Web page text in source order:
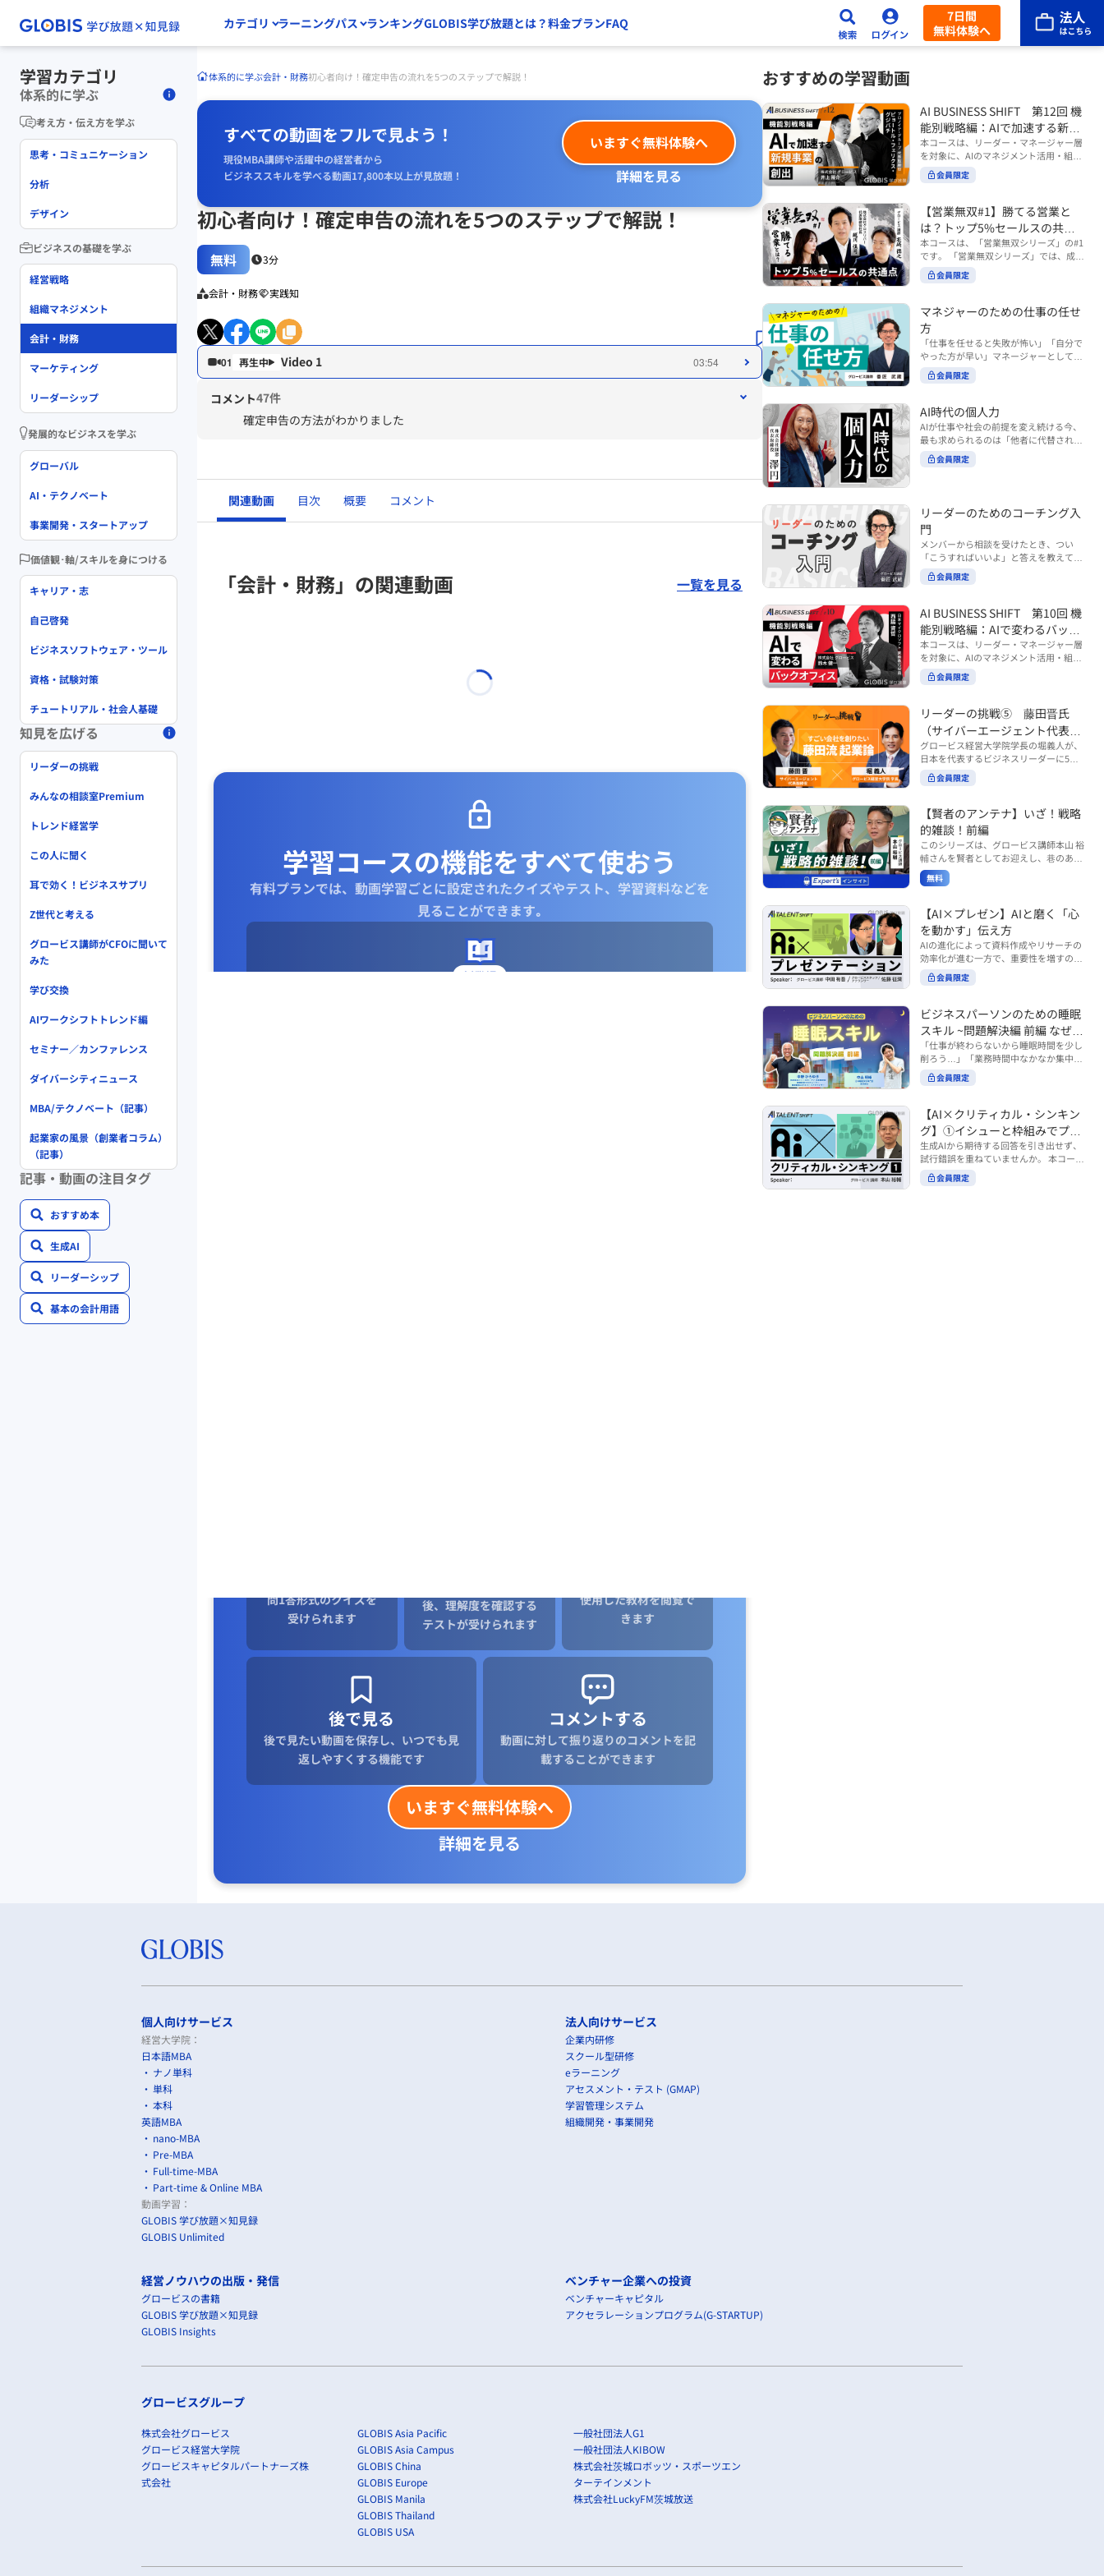
カテゴリ ラーニングパス ランキングGLOBIS学び放題とは？料金プランFAQ
7日間
無料体験へ
体系的に学ぶ会計・財務初心者向け！確定申告の流れを5つのステップで解説！
すべての動画をフルで見よう！
現役MBA講師や活躍中の経営者から
ビジネススキルを学べる動画17,800本以上が見放題！
いますぐ無料体験へ
詳細を見る
初心者向け！確定申告の流れを5つのステップで解説！
無料 3分
会計・財務 実践知
01 Video 1 03:54
コメント47件
確定申告の方法がわかりました
関連動画 目次 概要 コメント
「会計・財務」の関連動画 一覧を見る
学習コースの機能をすべて使おう
有料プランでは、動画学習ごとに設定されたクイズやテスト、学習資料などを
見ることができます｡
新登場
問1答形式のクイズを
受けられます
後、理解度を確認する
テストが受けられます
使用した教材を閲覧で
きます
後で見る
後で見たい動画を保存し、いつでも見
返しやすくする機能です
コメントする
動画に対して振り返りのコメントを記
載することができます
いますぐ無料体験へ
詳細を見る
おすすめの学習動画
AI BUSINESS SHIFT 第12回 機
能別戦略編：AIで加速する新規
事業の創出
本コースは、リーダー・マネージャー層
を対象に、AIのマネジメント活用・組織
活用を体系的に学ぶ 『AI BUSINESS SHI
FTシリーズ（全12回）』の第12回で
る新規事業の創出」では、新規事業やス
タートアップを取り巻く環境がどのよう
に変化しているのかを俯瞰し、新たな価
値創造と非連続な成長を生み出すため
に、AI時代における事業機会の捉え方
や、成功確率を高めるための考え方につ
携わるリーダー・マネージャーの方 ・AI
を活用して事業創出のスピードや成功確
率を高めたい方 ・AI時代における新規事
業リーダーの役割やマインドセットを学
びたい方 ■AIシフトシリーズとは？ 『AI
BUSINESS SHIFTシリーズ』は以下の3
す。（順次公開） https://unlimited.glo
bis.co.jp/ja/tags/AI%E3%83%93%E3%8
2%B8%E3%83%8D%E3%82%B9%E3%
82%B7%E3%83%95%E3%83%88 ・基
礎編（第1回〜3回）：リーダーやマネー
のリーダーシップや組織変革を中心に学
ぶコース ・機能別戦略編（第8回〜12
回）：AI時代における機能別での戦略の
あり方を中心に学ぶコース より実践的な
AIツールの活用法について学びたい方は
『AI WORK SHIFTシリーズ』をご視聴く
3%BC%E3%82%AF%E3%82%B7%E3%
83%95%E3%83%88 ※本コースは、AIの
マネジメント活用を学ぶ「AIビジネスシ
フト」シリーズの一環として提供してい
ます。 ※本動画は、制作時点の情報に基
づき作成したものです（2026年03月制
会員限定
【営業無双#1】勝てる営業と
は？トップ5%セールスの共通
点
本コースは、「営業無双シリーズ」の#1
です。 「営業無双シリーズ」では、成約
率アップに向けて、お客様に選ばれ続け
る無双の営業になるための実践的な考え
（#2以降は順次公開） 本コースでは、
「勝てる営業とは？トップ5%セールス
の共通点」をテーマに BtoBでお客様に
選ばれる営業の役割 トップ5％のセール
スに共通する行動や考え方 成果につなが
る実践的なポイント などを解説します。
◾️こんな方におすすめ 提案しても顧客に
が多い方 顧客の本当の課題や決裁者の判
断基準をつかみきれず、案件が前に進ま
ない方 再現性のある営業テクニックを身
につけたい方 ※本動画は、制作時点の情
報に基づき作成したものです（2026年7
会員限定
マネジャーのための仕事の任せ
方
「仕事を任せると失敗が怖い」「自分で
やった方が早い」マネージャーとしてメ
ンバーやチームの力を引き出しながら成
果を上げるには、どのように仕事を任せ
い時代において、マネージャーとして成
果を上げ続けるためには、メンバーの個
性や特性を理解し、それに合わせた効果
的な任せ方を身につけることが重要で
す。このコースでは、ソーシャルスタイ
し、自身のリーダーシップを発揮できる
ようになっていきます。 ※本動画は、制
作時点の情報に基づき作成したものです
（2024年12月制作）
会員限定
AI時代の個人力
AIが仕事や社会の前提を変え続ける今、
最も求められるのは「他者に代替されな
い個としての力」“個人力”です。 本コー
スでは、澤円氏の著書『個人力』をもと
ーマは、「Being（ありたい自分）」を
中心に据え、自ら考え（Think）、変化
し（Transform）、協働する（Collabor
ate）ことで、自分らしい価値を発揮し
ていくこと。 リスキリングやAI活用が叫
ばれる今こそ、スキルより先に“自分の
軸”を問うことが重要です。 あなたは何
か？ このコースは、あなたが“ありたい
自分”として生き、キャリアをデザイン
していくための思考と行動のガイドにな
ります。 ※本動画は、制作時点の情報に
基づき作成したものです（2025年11月
制作）
会員限定
リーダーのためのコーチング入
門
メンバーから相談を受けたとき、つい
「こうすればいいよ」と答えを教えてし
まう。 あるいは、「自分で考えてほし
い」と思うあまり、すべて任せきりにし
つつ、自律的に仕事を進めてもらうため
にはどうすればよいのか。 こうした悩み
に直面するリーダー・マネージャーの方
は多いのではないでしょうか。 変化が激
しく、正解のない現代においては、指示
や助言にとどまらず、メンバーの思考を
引き出し、自律的な行動を促す「コーチ
す。 本コースでは、基礎的なコーチング
の考え方を押さえたうえで、実際の職場
で起こりがちな事例をもとに、相手の思
考と行動を引き出す関わり方を学びま
す。 また、代表的なコーチングのフレー
ムワークである「GROWモデル」を取り
の主体性を引き出していくのかを、わか
りやすく解説します。 メンバーとの対話
を、成長を促す機会へと変えていく。そ
の第一歩としておすすめのコースです。
コース内で紹介している「傾聴力」を深
めたい方は、こちらも合わせてご覧くだ
さい。 ・傾聴力 ~リーダーのための聴く
is.co.jp/ja/courses/fe285262/learn/step
s/59808 ・傾聴力 ~リーダーのための聴
く技術~（実践編） https://unlimited.gl
obis.co.jp/ja/courses/01d24a39/learn/s
teps/59813 ※本動画は、制作時点の情
報に基づき作成したものです（2026年6
月制作）
会員限定
AI BUSINESS SHIFT 第10回 機
能別戦略編：AIで変わるバック
オフィス
本コースは、リーダー・マネージャー層
を対象に、AIのマネジメント活用・組織
活用を体系的に学ぶ 『AI BUSINESS SHI
FTシリーズ（全12回）』の第10回で
バックオフィス」では、人事・総務・労
務・経理・情報システムなどのバックオ
フィス領域において、定型業務の自動化
や効率化といった現場レベルのAI活用だ
けでなく、いかにして経営や戦略に貢献
する存在へと進化していくのかについて
考えを深め、学んでいきます。 ■こんな
理・情シスなど、バックオフィス部門を
率いるリーダー・マネージャーの方 ・バ
ックオフィス業務へのAI活用やDX推進を
担っている方 ・AI時代におけるバックオ
フィスの役割や戦略のあり方を考えたい
方 ■AIシフトシリーズとは？ 『AI BUSI
で設計された全12回のシリーズです。
（順次公開） https://unlimited.globis.c
o.jp/ja/tags/AI%E3%83%93%E3%82%B
8%E3%83%8D%E3%82%B9%E3%82%
B7%E3%83%95%E3%83%88 ・基礎編
（第1回〜3回）：リーダーやマネージャ
ーに求められる、AI時代の基礎的なリテ
ジメント編（第4回〜7回）：AI時代のリ
ーダーシップや組織変革を中心に学ぶコ
ース ・機能別戦略編（第8回〜12回）：
AI時代における機能別での戦略のあり方
を中心に学ぶコース より実践的なAIツー
ルの活用法について学びたい方は『AI W
earch?tag=AI%E3%83%AF%E3%83%B
C%E3%82%AF%E3%82%B7%E3%83%
95%E3%83%88 ※本コースは、AIのマネ
ジメント活用を学ぶ「AIビジネスシフ
ト」シリーズの一環として提供していま
す。 ※本動画は、制作時点の情報に基づ
会員限定
リーダーの挑戦⑤ 藤田晋氏
（サイバーエージェント代表取
締役）
グロービス経営大学院学長の堀義人が、
日本を代表するビジネスリーダーに5つ
の質問（能力開発／挑戦／試練／仲間／
志）を投げかけ、その人生哲学を解き明
ーエージェント代表取締役の藤田晋氏。
起業の理由、経営をどうやって学んだ
か、アメーバブログ・ABEMAの立ち上
げ、経営チームづくりについてなど聞い
ていきます。（肩書きは2020年12月11
日撮影当時のもの） 藤田 晋 サイバー
ス・キャピタル・パートナーズ 代表パ
ートナー
会員限定
【賢者のアンテナ】いざ！戦略
的雑談！前編
このシリーズは、グロービス講師本山 裕
輔さんを賢者としてお迎えし、巷のあり
とあらゆるものを独自の視点で紐解き、
皆様の学びの意欲を刺激するコンテンツ
期配信されます。 取り上げて欲しいご質
問やテーマ、感想を随時受け付けていま
す。 グーグルフォーム（https://forms.g
le/qqoBYuRUmUYz4scC6） または グ
ロ放題編集部員のX（https://x.com/mai
rakobayashi） まで、ぜひご要望をお
6月制作）
無料
【AI×プレゼン】AIと磨く「心
を動かす」伝え方
AIの進化によって資料作成やリサーチの
効率化が進む一方で、重要性を増すのが
「伝える力」です。本コースでは、AI時
代のプレゼンに求められるデリバリース
を客観的に評価し、改善できるAI活用法
も紹介。大事な場面で「心を動かす」プ
レゼンをしたい方におすすめです。関連
コース「プレゼンテーションスキル」も
併せてご覧ください。 ▼プレゼン動画分
析プロンプト（辛口） https://hodai.glo
bis.co.jp/learning_documents/6f976cd
ル https://unlimited.globis.co.jp/ja/co
urses/598f3254/ ※本コースは、AI時代
のビジネススキルを学ぶ「AIタレントシ
フト」シリーズの一環として提供してい
ます。 https://unlimited.globis.co.jp/j
a/tags/AI%E3%82%BF%E3%83%AC%E
会員限定
ビジネスパーソンのための睡眠
スキル ~問題解決編 前編 なぜ眠
れないのか？~
「仕事が終わらないから睡眠時間を少し
削ろう…」「業務時間中なかなか集中で
きない…」「毎日朝起きるのがつら
い…」。 あなたはこのような経験をした
トの時間をやりくりするために、真っ先
に削りがちなのが「睡眠」時間。 実は
今、日本社会は世界と比較して「最も眠
らない国」だということもわかってきて
います。 慢性的な睡眠不足は、心身の健
康に悪影響なだけでなく、仕事のパフォ
ーマンスにも当然大きな影響を与え、社
会員限定
【AI×クリティカル・シンキン
グ】①イシューと枠組みでプロ
ンプトを磨く
生成AIから期待する回答を引き出せず、
試行錯誤を重ねていませんか。 本コース
では、生成AI活用の質を高める鍵とし
て、クリティカル・シンキングの視点か
会員限定
学習カテゴリ
体系的に学ぶ
考え方・伝え方を学ぶ
思考・コミュニケーション
分析
デザイン
ビジネスの基礎を学ぶ
経営戦略
組織マネジメント
会計・財務
マーケティング
リーダーシップ
発展的なビジネスを学ぶ
グローバル
AI・テクノベート
事業開発・スタートアップ
価値観･軸/スキルを身につける
キャリア・志
自己啓発
ビジネスソフトウェア・ツール
資格・試験対策
チュートリアル・社会人基礎
知見を広げる
リーダーの挑戦
みんなの相談室Premium
トレンド経営学
この人に聞く
耳で効く！ビジネスサプリ
Z世代と考える
グロービス講師がCFOに聞いて
みた
学び交換
AIワークシフトトレンド編
セミナー／カンファレンス
ダイバーシティニュース
MBA/テクノベート（記事）
起業家の風景（創業者コラム）
（記事）
記事・動画の注目タグ
おすすめ本
生成AI
リーダーシップ
基本の会計用語
個人向けサービス
経営大学院：
日本語MBA
ナノ単科
単科
本科
英語MBA
nano-MBA
Pre-MBA
Full-time-MBA
Part-time & Online MBA
動画学習：
GLOBIS 学び放題×知見録
GLOBIS Unlimited
法人向けサービス
企業内研修
スクール型研修
eラーニング
アセスメント・テスト (GMAP)
学習管理システム
組織開発・事業開発
経営ノウハウの出版・発信
グロービスの書籍
GLOBIS 学び放題×知見録
GLOBIS Insights
ベンチャー企業への投資
ベンチャーキャピタル
アクセラレーションプログラム(G-STARTUP)
グロービスグループ
株式会社グロービス
グロービス経営大学院
グロービスキャピタルパートナーズ株
式会社
GLOBIS Asia Pacific
GLOBIS Asia Campus
GLOBIS China
GLOBIS Europe
GLOBIS Manila
GLOBIS Thailand
GLOBIS USA
一般社団法人G1
一般社団法人KIBOW
株式会社茨城ロボッツ・スポーツエン
ターテインメント
株式会社LuckyFM茨城放送